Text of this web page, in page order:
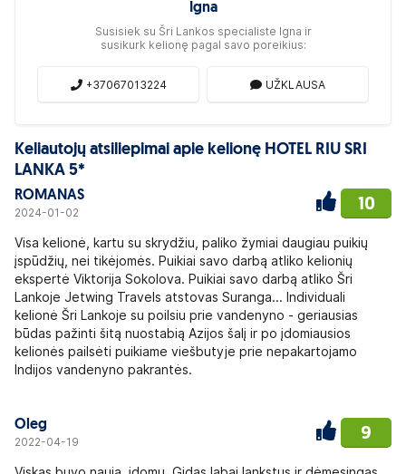
Igna
Susisiek su Šri Lankos specialiste Igna ir
susikurk kelionę pagal savo poreikius:
+37067013224 UŽKLAUSA
Keliautojų atsiliepimai apie kelionę HOTEL RIU SRI
LANKA 5*
ROMANAS
2024-01-02 10
Visa kelionė, kartu su skrydžiu, paliko žymiai daugiau puikių
įspūdžių, nei tikėjomės. Puikiai savo darbą atliko kelionių
ekspertė Viktorija Sokolova. Puikiai savo darbą atliko Šri
Lankoje Jetwing Travels atstovas Suranga... Individuali
kelionė Šri Lankoje su poilsiu prie vandenyno - geriausias
būdas pažinti šitą nuostabią Azijos šalį ir po įdomiausios
kelionės pailsėti puikiame viešbutyje prie nepakartojamo
Indijos vandenyno pakrantės.
Oleg
2022-04-19 9